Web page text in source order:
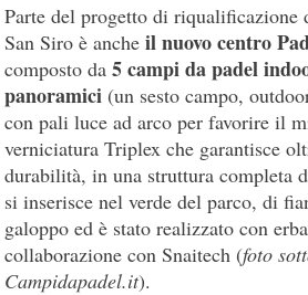
Parte del progetto di riqualificazione
San Siro è ancheil nuovo centro
composto da5 campi da padel
panoramici (un sesto campo,
con pali luce ad arco per favorire il
verniciatura Triplex che garantisce
durabilità, in una struttura completa
si inserisce nel verde del parco, di
galoppo ed è stato realizzato con
collaborazione con Snaitech (foto
Campidapadel.it).